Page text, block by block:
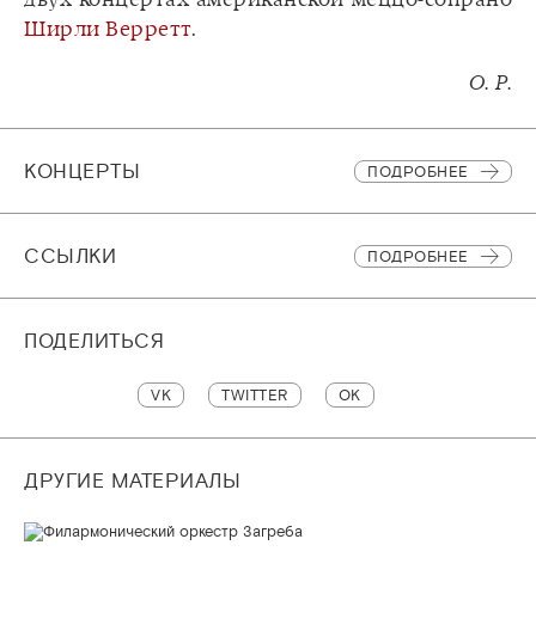
Ширли Верретт.
О. Р.
КОНЦЕРТЫ ПОДРОБНЕЕ
CСЫЛКИ ПОДРОБНЕЕ
ПОДЕЛИТЬСЯ
VK TWITTER OK
ДРУГИЕ МАТЕРИАЛЫ